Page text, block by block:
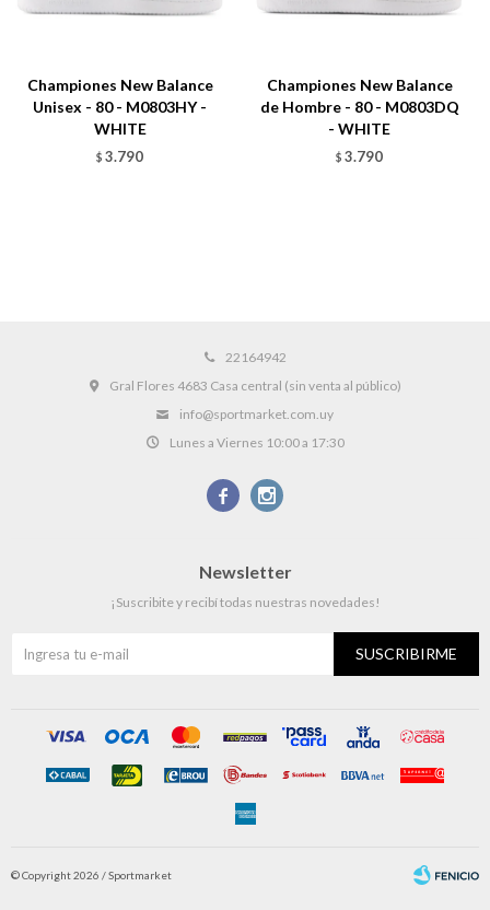
Championes New Balance
Unisex - 80 - M0803HY -
WHITE
$ 3.790
Championes New Balance
de Hombre - 80 - M0803DQ
- WHITE
$ 3.790
22164942
Gral Flores 4683 Casa central (sin venta al público)
info@sportmarket.com.uy
Lunes a Viernes 10:00 a 17:30
 
Newsletter
¡Suscribite y recibí todas nuestras novedades!
SUSCRIBIRME
© Copyright 2026 / Sportmarket